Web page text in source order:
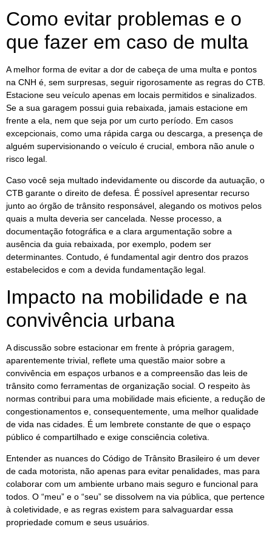
Como evitar problemas e o
que fazer em caso de multa
A melhor forma de evitar a dor de cabeça de uma multa e pontos
na CNH é, sem surpresas, seguir rigorosamente as regras do CTB.
Estacione seu veículo apenas em locais permitidos e sinalizados.
Se a sua garagem possui guia rebaixada, jamais estacione em
frente a ela, nem que seja por um curto período. Em casos
excepcionais, como uma rápida carga ou descarga, a presença de
alguém supervisionando o veículo é crucial, embora não anule o
risco legal.
Caso você seja multado indevidamente ou discorde da autuação, o
CTB garante o direito de defesa. É possível apresentar recurso
junto ao órgão de trânsito responsável, alegando os motivos pelos
quais a multa deveria ser cancelada. Nesse processo, a
documentação fotográfica e a clara argumentação sobre a
ausência da guia rebaixada, por exemplo, podem ser
determinantes. Contudo, é fundamental agir dentro dos prazos
estabelecidos e com a devida fundamentação legal.
Impacto na mobilidade e na
convivência urbana
A discussão sobre estacionar em frente à própria garagem,
aparentemente trivial, reflete uma questão maior sobre a
convivência em espaços urbanos e a compreensão das leis de
trânsito como ferramentas de organização social. O respeito às
normas contribui para uma mobilidade mais eficiente, a redução de
congestionamentos e, consequentemente, uma melhor qualidade
de vida nas cidades. É um lembrete constante de que o espaço
público é compartilhado e exige consciência coletiva.
Entender as nuances do Código de Trânsito Brasileiro é um dever
de cada motorista, não apenas para evitar penalidades, mas para
colaborar com um ambiente urbano mais seguro e funcional para
todos. O “meu” e o “seu” se dissolvem na via pública, que pertence
à coletividade, e as regras existem para salvaguardar essa
propriedade comum e seus usuários.